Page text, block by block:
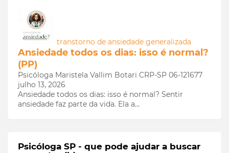
transtorno de ansiedade generalizada
Ansiedade todos os dias: isso é normal?
(PP)
Psicóloga Maristela Vallim Botari CRP-SP 06-121677
julho 13, 2026
Ansiedade todos os dias: isso é normal? Sentir
ansiedade faz parte da vida. Ela a…
Psicóloga SP - que pode ajudar a buscar